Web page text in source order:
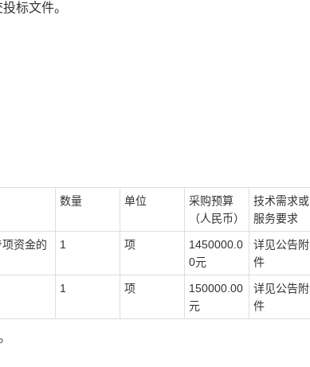
标文件。
数量 单位
采购预算
（人民币）
技术需求或
服务要求
资金的
1 项
1450000.0
0元
详见公告附
件
1 项
150000.00
元
详见公告附
件